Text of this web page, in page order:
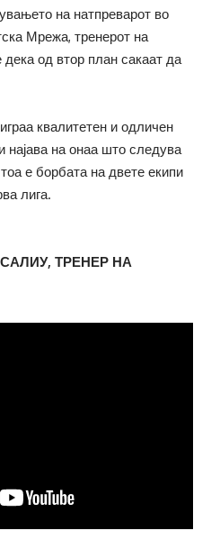
на натпреварот во
Мрежа, тренерот на
од втор план сакаат да
квалитетен и одличен
најава на онаа што следува
е борбата на двете екипи
лига.
ТРЕНЕР НА